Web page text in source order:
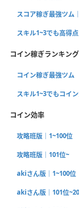
スコア稼ぎ最強ツム
スキル1~3でも高得
コイン稼ぎランキング
コイン稼ぎ最強ツム
スキル1~3でもコイ
コイン効率
攻略班版｜1~100位
攻略班版｜101位~
akiさん版｜1~100位
akiさん版｜101位